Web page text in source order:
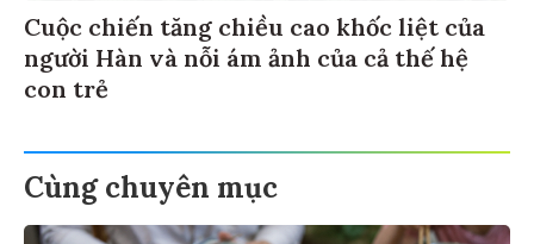
Cuộc chiến tăng chiều cao khốc liệt của
người Hàn và nỗi ám ảnh của cả thế hệ
con trẻ
Cùng chuyên mục